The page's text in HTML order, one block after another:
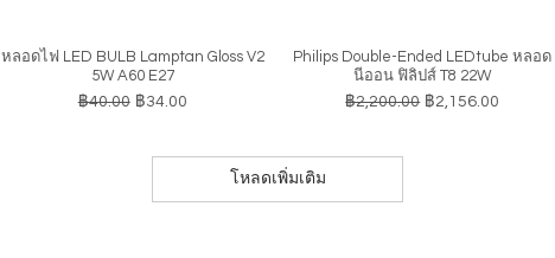
ดูข้อมูลด่วน
หลอดไฟ LED BULB Lamptan Gloss V2
5W A60 E27
ราคาปกติ
฿40.00 ราคาขายลด
฿34.00
ดูข้อมูลด่วน
Philips Double-Ended LEDtube หลอด
นีออน ฟิลิปส์ T8 22W
ราคาปกติ
฿2,200.00 ราคาขายลด
฿2,156.00
โหลดเพิ่มเติม